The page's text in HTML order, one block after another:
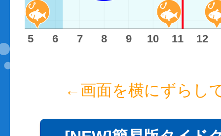
5 6 7 8 9 10 11 12
←画面を横にずらし